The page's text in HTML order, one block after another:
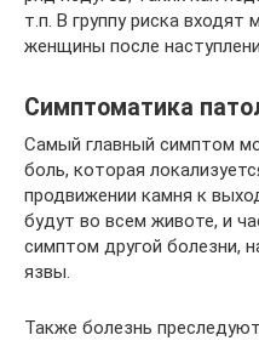
т.п. В группу риска
женщины после
Симптоматика
Самый главный симптом
боль, которая
продвижении камня к
будут во всем животе, и
симптом другой болезни,
язвы.
Также болезнь